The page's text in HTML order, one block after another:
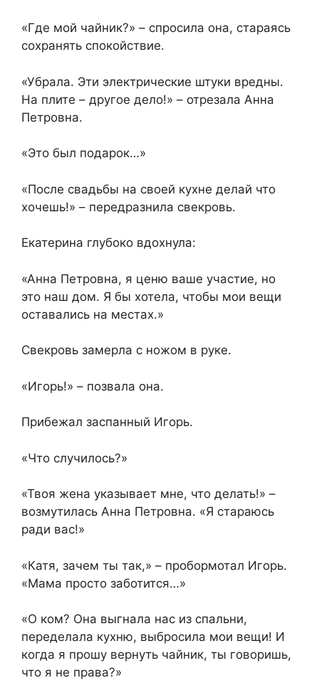
«Где мой чайник?» – спросила она, стараясь
сохранять спокойствие.
«Убрала. Эти электрические штуки вредны.
На плите – другое дело!» – отрезала Анна
Петровна.
«Это был подарок…»
«После свадьбы на своей кухне делай что
хочешь!» – передразнила свекровь.
Екатерина глубоко вдохнула:
«Анна Петровна, я ценю ваше участие, но
это наш дом. Я бы хотела, чтобы мои вещи
оставались на местах.»
Свекровь замерла с ножом в руке.
«Игорь!» – позвала она.
Прибежал заспанный Игорь.
«Что случилось?»
«Твоя жена указывает мне, что делать!» –
возмутилась Анна Петровна. «Я стараюсь
ради вас!»
«Катя, зачем ты так,» – пробормотал Игорь.
«Мама просто заботится…»
«О ком? Она выгнала нас из спальни,
переделала кухню, выбросила мои вещи! И
когда я прошу вернуть чайник, ты говоришь,
что я не права?»